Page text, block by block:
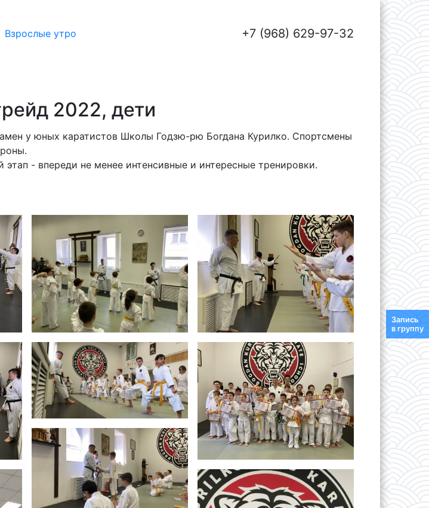
+7 (968) 629-97-32
Взрослые утро
2022, дети
у юных каратистов Школы Годзю-рю Богдана Курилко. Спортсмены
- впереди не менее интенсивные и интересные тренировки.
Запись
в группу